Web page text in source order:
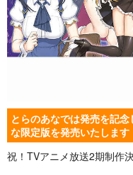
とらのあなでは発売を記
な限定版を発売いたします
祝！TVアニメ放送2期制作